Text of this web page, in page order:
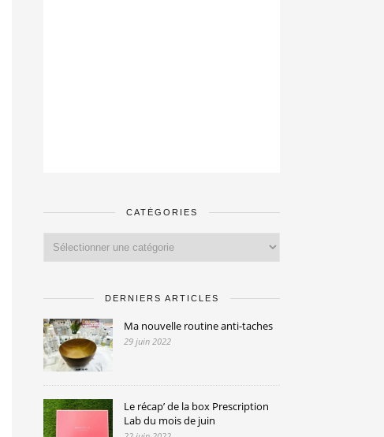
CATÉGORIES
DERNIERS ARTICLES
Ma nouvelle routine anti-taches
29 juin 2022
Le récap’ de la box Prescription
Lab du mois de juin